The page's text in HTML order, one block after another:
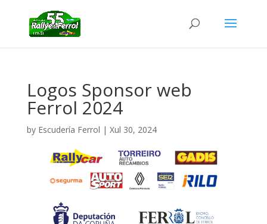
Logos Sponsor web
Ferrol 2024
by Escudería Ferrol | Xul 30, 2024